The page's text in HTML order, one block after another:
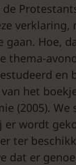
gaan. Hoe,
thema-
en
het
(2005).
wordt
ter
dat er